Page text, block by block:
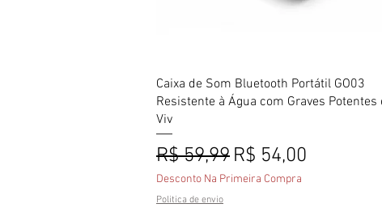
Visualização rápida
Caixa de Som Bluetooth Portátil GO03
Resistente à Água com Graves Potentes
Viv
Preço normal
R$ 59,99 Preço
R$ 54,00
Desconto Na Primeira Compra
Politica de envio